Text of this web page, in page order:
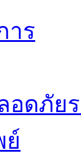
าร
อดภัย
ย์